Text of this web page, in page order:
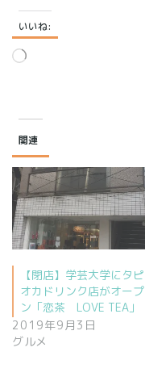
いいね:
読
関連
【閉店】学芸大学にタピ
オカドリンク店がオープ
ン「恋茶 LOVE TEA」
2019年9月3日
グルメ